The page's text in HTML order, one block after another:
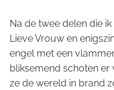
Na de twee delen die
Lieve Vrouw en
engel met een
bliksemend schoten
ze de wereld in brand